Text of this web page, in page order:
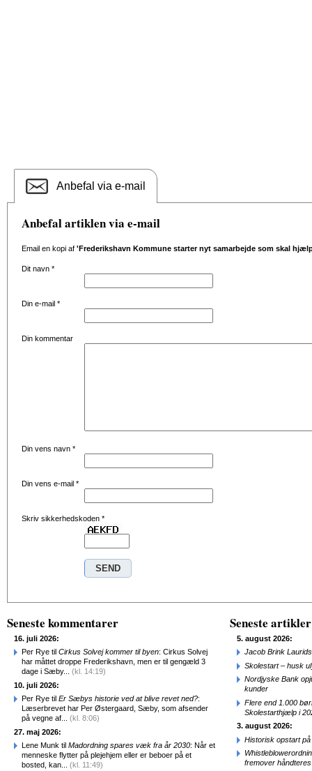
Anbefal via e-mail
Anbefal artiklen via e-mail
Email en kopi af 'Frederikshavn Kommune starter nyt samarbejde som skal
Dit navn *
Din e-mail *
Din kommentar
Din vens navn *
Din vens e-mail *
Skriv sikkerhedskoden *
Seneste kommentarer
16. juli 2026:
Per Rye til Cirkus Solvej kommer til byen: Cirkus Solvej
har måttet droppe Frederikshavn, men er til gengæld 3
dage i Sæby... (kl. 14:19)
10. juli 2026:
Per Rye til Er Sæbys historie ved at blive revet ned?:
Læserbrevet har Per Østergaard, Sæby, som afsender
på vegne af... (kl. 8:06)
27. maj 2026:
Lene Munk til Madordning spares væk fra år 2030: Når et
menneske flytter på plejehjem eller er beboer på et
bosted, kan... (kl. 11:49)
Seneste artikler
5. august 2026:
Jacob Brink
Skolestart – husk
Nordjyske Bank
kunder
Flere end 1.000
Skolestarthjælp i
3. august 2026:
Historisk opstart
fremover